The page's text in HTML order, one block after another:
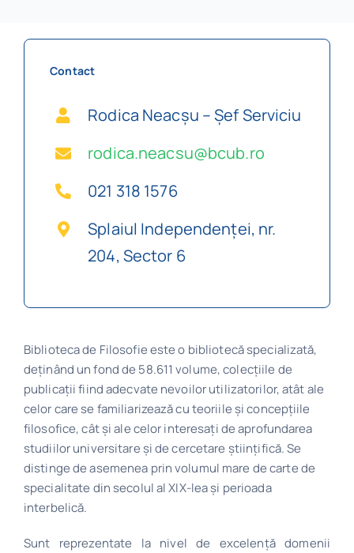
Contact
Rodica Neacșu – Șef Serviciu
rodica.neacsu@bcub.ro
021 318 1576
Splaiul Independenţei, nr.
204, Sector 6
Biblioteca de Filosofie este o bibliotecă specializată,
deţinând un fond de 58.611 volume, colecţiile de
publicaţii fiind adecvate nevoilor utilizatorilor, atât ale
celor care se familiarizează cu teoriile şi concepţiile
filosofice, cât şi ale celor interesaţi de aprofundarea
studiilor universitare şi de cercetare ştiinţifică. Se
distinge de asemenea prin volumul mare de carte de
specialitate din secolul al XIX-lea şi perioada
interbelică.
Sunt reprezentate la nivel de excelenţă domenii